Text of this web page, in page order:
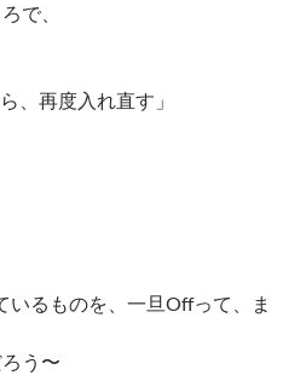
で、
、再度入れ直す」
いるものを、一旦Offって、ま
う〜